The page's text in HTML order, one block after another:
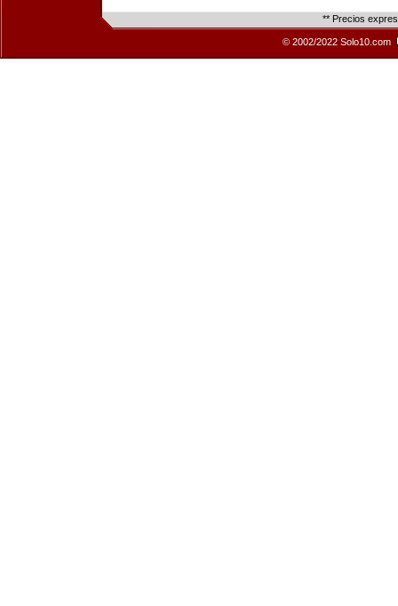
** Precios
© 2002/2022 Solo10.com